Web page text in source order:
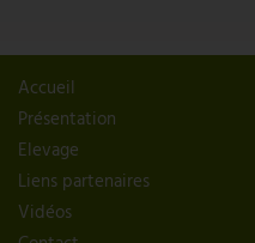
Accueil
Présentation
Elevage
Liens partenaires
Vidéos